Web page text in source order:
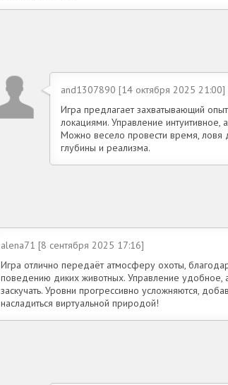
and1307890 [14 октября 2025 21:00]
Игра предлагает захватывающий
локациями. Управление
Можно весело провести время, ловя
глубины и реализма.
alena71 [8 сентября 2025 17:16]
Игра отлично передаёт атмосферу охоты,
поведению диких животных. Управление удобное,
заскучать. Уровни прогрессивно усложняются,
насладиться виртуальной природой!